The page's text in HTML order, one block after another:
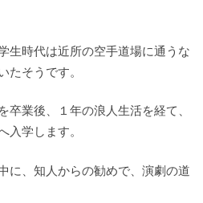
生時代は近所の空手道場に通うな
たそうです。
業後、１年の浪人生活を経て、
入学します。
に、知人からの勧めで、演劇の道